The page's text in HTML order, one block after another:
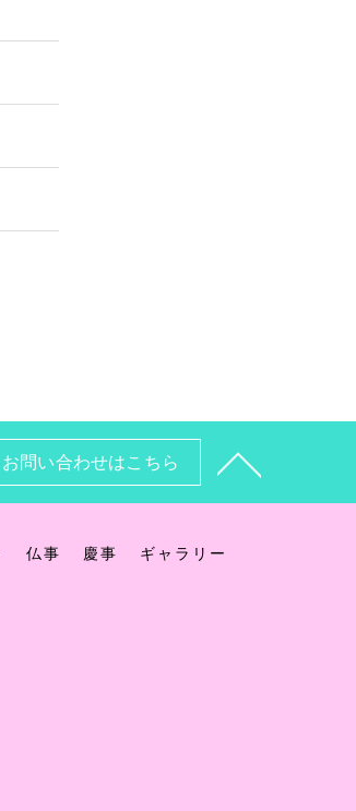
お問い合わせはこちら
仏事 慶事 ギャラリー